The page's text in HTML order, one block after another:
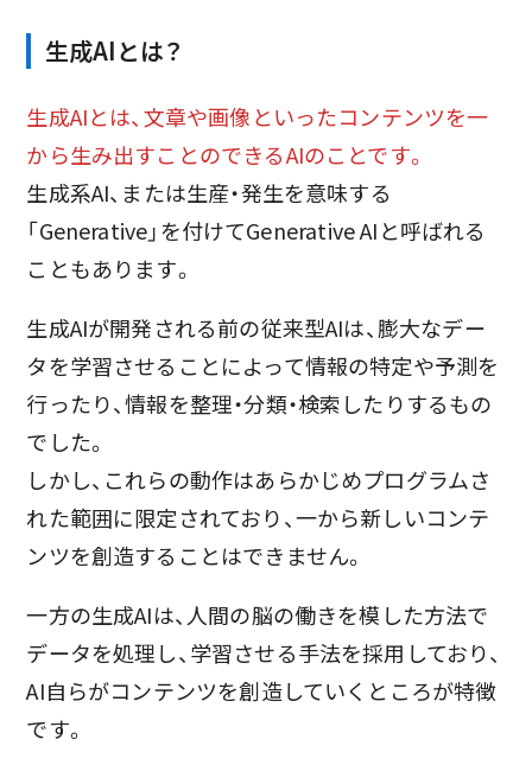
生成AIとは？
生成AIとは、文章や画像といったコンテンツを一
から生み出すことのできるAIのことです。
生成系AI、または生産・発生を意味する
「Generative」を付けてGenerative AIと呼ばれる
こともあります。
生成AIが開発される前の従来型AIは、膨大なデー
タを学習させることによって情報の特定や予測を
行ったり、情報を整理・分類・検索したりするもの
でした。
しかし、これらの動作はあらかじめプログラムさ
れた範囲に限定されており、一から新しいコンテ
ンツを創造することはできません。
一方の生成AIは、人間の脳の働きを模した方法で
データを処理し、学習させる手法を採用しており、
AI自らがコンテンツを創造していくところが特徴
です。